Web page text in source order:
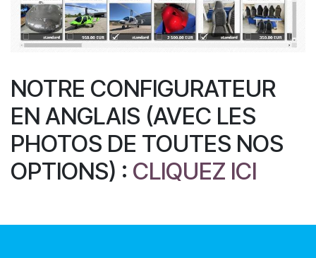
NOTRE CONFIGURATEUR
EN ANGLAIS (AVEC LES
PHOTOS DE TOUTES NOS
OPTIONS) : CLIQUEZ ICI